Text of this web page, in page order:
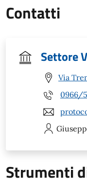
Contatti
Settore
Via
0966/
Strumenti